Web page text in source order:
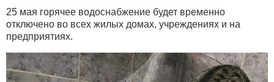
25 мая горячее водоснабжение будет временно
отключено во всех жилых домах, учреждениях и на
предприятиях.